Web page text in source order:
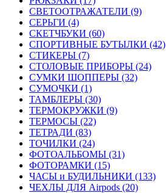
СВЕТООТРАЖАТЕЛИ (9)
СЕРЬГИ (4)
СКЕТЧБУКИ (60)
СПОРТИВНЫЕ БУТЫЛКИ (42)
СТИКЕРЫ (7)
СТОЛОВЫЕ ПРИБОРЫ (24)
СУМКИ ШОППЕРЫ (32)
СУМОЧКИ (1)
ТАМБЛЕРЫ (30)
ТЕРМОКРУЖКИ (9)
ТЕРМОСЫ (22)
ТЕТРАДИ (83)
ТОЧИЛКИ (24)
ФОТОАЛЬБОМЫ (31)
ФОТОРАМКИ (15)
ЧАСЫ и БУДИЛЬНИКИ (133)
ЧЕХЛЫ ДЛЯ Airpods (20)